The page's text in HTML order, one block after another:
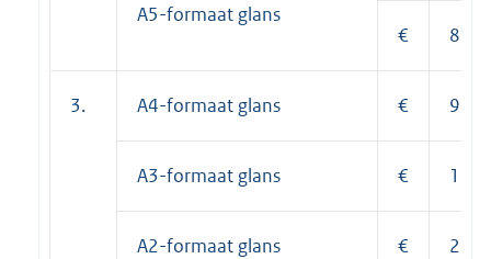
A5-formaat glans
€ 8,00
3. A4-formaat glans € 9,60
A3-formaat glans €
A2-formaat glans €